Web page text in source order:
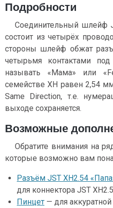
Подробности
Соединительный шлейф
состоит из четырёх
стороны шлейф обжат
четырьмя контактами
называть «Мама» или
семействе XH равен 2,54
Same Direction, т.е.
выходе сохраняется.
Возможные
Обратите внимания на
которые возможно вам
Разъём JST XH2.54
для коннектора JST
Пинцет — для